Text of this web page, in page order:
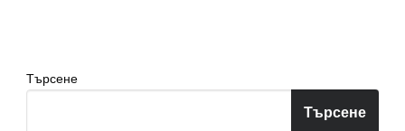
Търсене
Търсене